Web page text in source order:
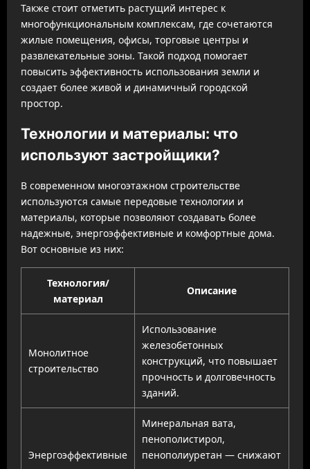
Также стоит отметить растущий интерес к
многофункциональным комплексам, где сочетаются
жилые помещения, офисы, торговые центры и
развлекательные зоны. Такой подход помогает
повысить эффективность использования земли и
создает более живой и динамичный городской
простор.
Технологии и материалы: что
используют застройщики?
В современном многоэтажном строительстве
используются самые передовые технологии и
материалы, которые позволяют создавать более
надежные, энергоэффективные и комфортные дома.
Вот основные из них:
Технология/
материал
Описание
Монолитное
строительство
Использование
железобетонных
конструкций, что повышает
прочность и долговечность
зданий.
Энергоэффективные
Минеральная вата,
пенополистирол,
пенополиуретан — снижают